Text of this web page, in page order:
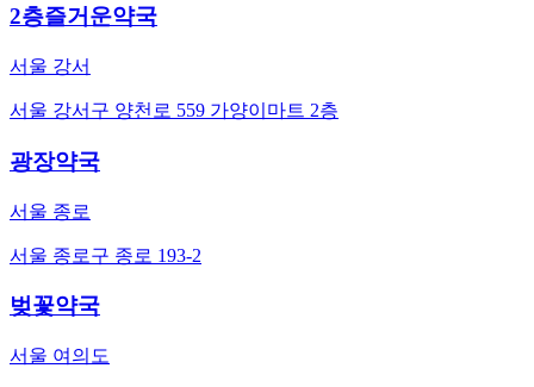
2층즐거운약국
서울 강서
서울 강서구 양천로 559 가양이마트 2층
광장약국
서울 종로
서울 종로구 종로 193-2
벚꽃약국
서울 여의도